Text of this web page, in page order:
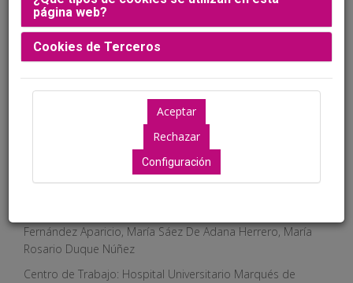
página web?
Cookies de Terceros
Configuración
Autores: Eulalia Roig Ginesta, Laia Menéndez Colom, Pere
Pares Baulenas, Sofia Gaggiotti Marre, Anna Polo Ramos,
Berta Milian Alonso, Esther Franquet Barnils
Centro de Trabajo: Fundación Puigvert. Barcelona
Premio Mejor Póster, dotado con 500€
Al trabajo titulado: 871/97. DOBLE PRESERVACIÓN
ONCOLÓGICA: OBJETIVO REPRODUCTIVO CUMPLIDO
Fernández Aparicio, María Sáez De Adana Herrero, María
Rosario Duque Núñez
Centro de Trabajo: Hospital Universitario Marqués de